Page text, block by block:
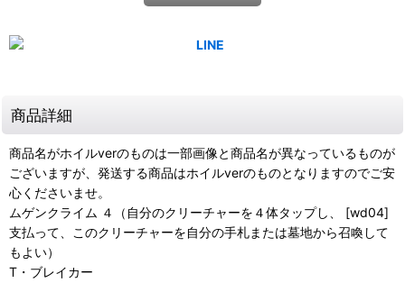
商品詳細
商品名がホイルverのものは一部画像と商品名が異なっているものが
ございますが、発送する商品はホイルverのものとなりますのでご安
心くださいませ。
ムゲンクライム ４（自分のクリーチャーを４体タップし、 [wd04]
支払って、このクリーチャーを自分の手札または墓地から召喚して
もよい）
T・ブレイカー